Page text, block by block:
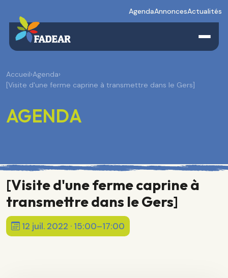
AgendaAnnoncesActualités
Accueil›Agenda›
[Visite d'une ferme caprine à transmettre dans le Gers]
AGENDA
[Visite d'une ferme caprine à
transmettre dans le Gers]
12 juil. 2022 · 15:00–17:00